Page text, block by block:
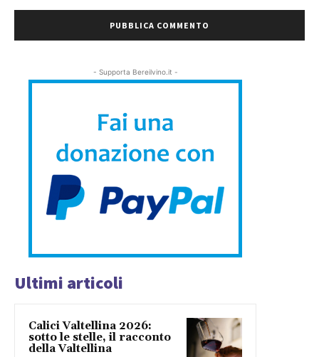
- Supporta Bereilvino.it -
Ultimi articoli
Calici Valtellina 2026:
sotto le stelle, il racconto
della Valtellina